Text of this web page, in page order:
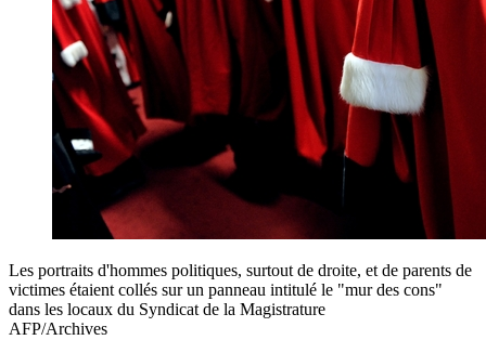
Les portraits d'hommes politiques, surtout de droite, et de parents de
victimes étaient collés sur un panneau intitulé le "mur des cons"
dans les locaux du Syndicat de la Magistrature
AFP/Archives